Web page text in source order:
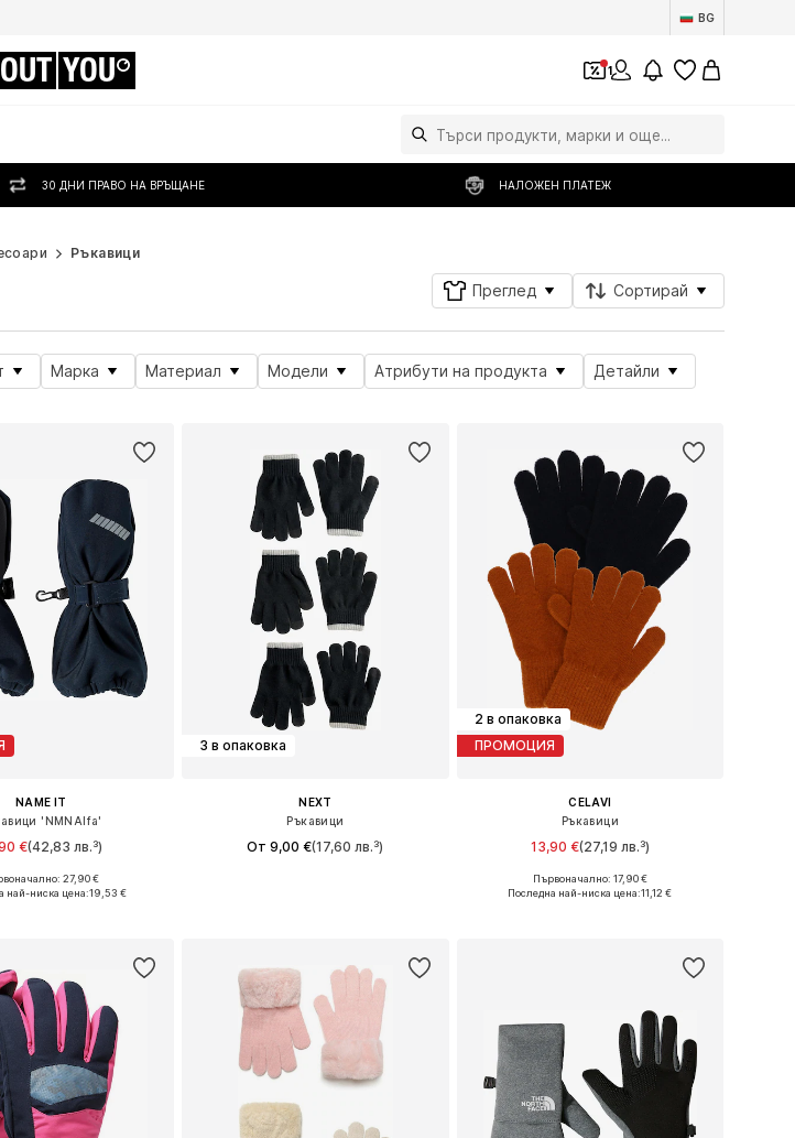
BG
YOU 1
30 ДНИ ПРАВО НА ВРЪЩАНЕ НАЛОЖЕН ПЛАТЕЖ
Ръкавици
Преглед Сортирай
Марка Материал Модели Атрибути на продукта Детайли
NAME IT
'NMNAlfa'
€(42,83 лв.³)
XXS-XS, XS, S
27,90 €
най-ниска цена:19,53 €
3 в опаковка
NEXT
Ръкавици
От 9,00 €(17,60 лв.³)
2 в опаковка
ПРОМОЦИЯ
CELAVI
Ръкавици
13,90 €(27,19 лв.³)
+6
Налични размери: XXS-XS, S-M, M-XL
Първоначално: 17,90 €
Последна най-ниска цена:11,12 €